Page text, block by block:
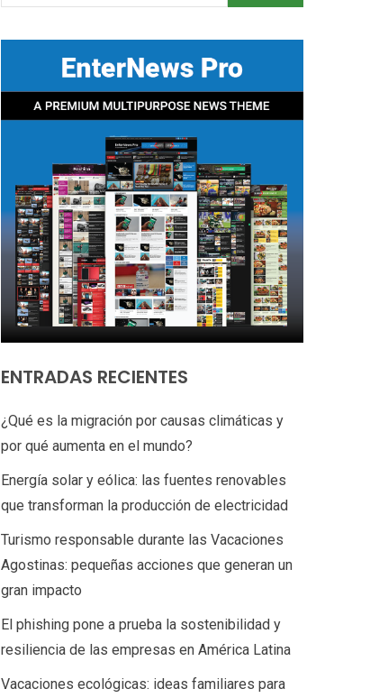
ENTRADAS RECIENTES
¿Qué es la migración por causas climáticas y
por qué aumenta en el mundo?
Energía solar y eólica: las fuentes renovables
que transforman la producción de electricidad
Turismo responsable durante las Vacaciones
Agostinas: pequeñas acciones que generan un
gran impacto
El phishing pone a prueba la sostenibilidad y
resiliencia de las empresas en América Latina
Vacaciones ecológicas: ideas familiares para